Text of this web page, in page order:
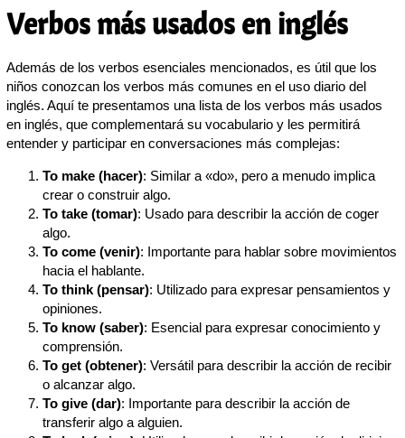
Verbos más usados en inglés
Además de los verbos esenciales mencionados, es útil que los
niños conozcan los verbos más comunes en el uso diario del
inglés. Aquí te presentamos una lista de los verbos más usados
en inglés, que complementará su vocabulario y les permitirá
entender y participar en conversaciones más complejas:
To make (hacer): Similar a «do», pero a menudo implica
crear o construir algo.
To take (tomar): Usado para describir la acción de coger
algo.
To come (venir): Importante para hablar sobre movimientos
hacia el hablante.
To think (pensar): Utilizado para expresar pensamientos y
opiniones.
To know (saber): Esencial para expresar conocimiento y
comprensión.
To get (obtener): Versátil para describir la acción de recibir
o alcanzar algo.
To give (dar): Importante para describir la acción de
transferir algo a alguien.